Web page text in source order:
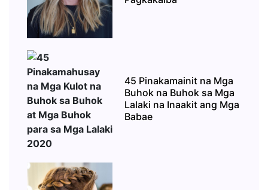
45 Pinakamainit na Mga
Buhok na Buhok sa Mga
Lalaki na Inaakit ang Mga
Babae